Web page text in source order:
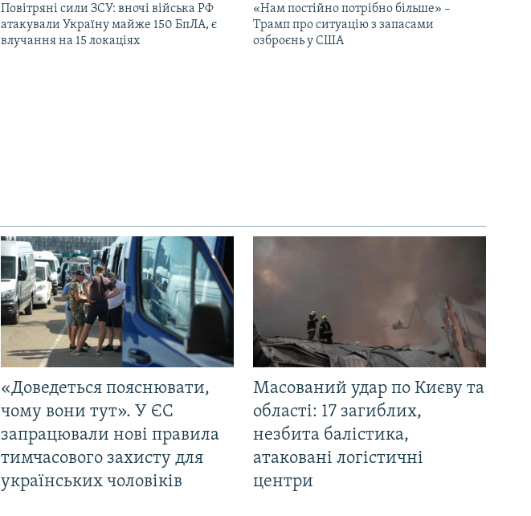
Повітряні сили ЗСУ: вночі війська РФ
атакували Україну майже 150 БпЛА, є
влучання на 15 локаціях
«Нам постійно потрібно більше» –
Трамп про ситуацію з запасами
озброєнь у США
«Доведеться пояснювати,
чому вони тут». У ЄС
запрацювали нові правила
тимчасового захисту для
українських чоловіків
Масований удар по Києву та
області: 17 загиблих,
незбита балістика,
атаковані логістичні
центри